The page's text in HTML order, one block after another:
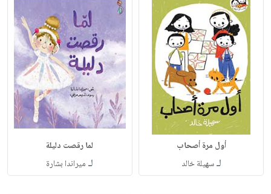
أول مرة أصحاب
لـسهيلة خالد
لما رقصت دليلة
لـ ميراندا بشارة